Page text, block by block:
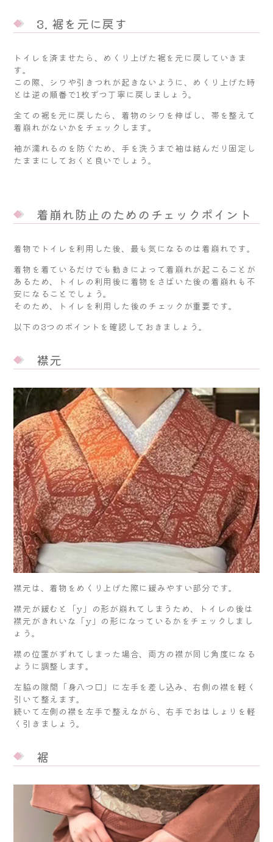
3. 裾を元に戻す
トイレを済ませたら、めくり上げた裾を元に戻していきま
す。
この際、シワや引きつれが起きないように、めくり上げた時
とは逆の順番で1枚ずつ丁寧に戻しましょう。
全ての裾を元に戻したら、着物のシワを伸ばし、帯を整えて
着崩れがないかをチェックします。
袖が濡れるのを防ぐため、手を洗うまで袖は結んだり固定し
たままにしておくと良いでしょう。
着崩れ防止のためのチェックポイント
着物でトイレを利用した後、最も気になるのは着崩れです。
着物を着ているだけでも動きによって着崩れが起こることが
あるため、トイレの利用後に着物をさばいた後の着崩れも不
安になることでしょう。
そのため、トイレを利用した後のチェックが重要です。
以下の3つのポイントを確認しておきましょう。
襟元
襟元は、着物をめくり上げた際に緩みやすい部分です。
襟元が緩むと「y」の形が崩れてしまうため、トイレの後は
襟元がきれいな「y」の形になっているかをチェックしまし
ょう。
襟の位置がずれてしまった場合、両方の襟が同じ角度になる
ように調整します。
左脇の隙間「身八つ口」に左手を差し込み、右側の襟を軽く
引いて整えます。
続いて左側の襟を左手で整えながら、右手でおはしょりを軽
く引きましょう。
裾